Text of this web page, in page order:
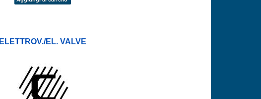
ELETTROV./EL. VALVE